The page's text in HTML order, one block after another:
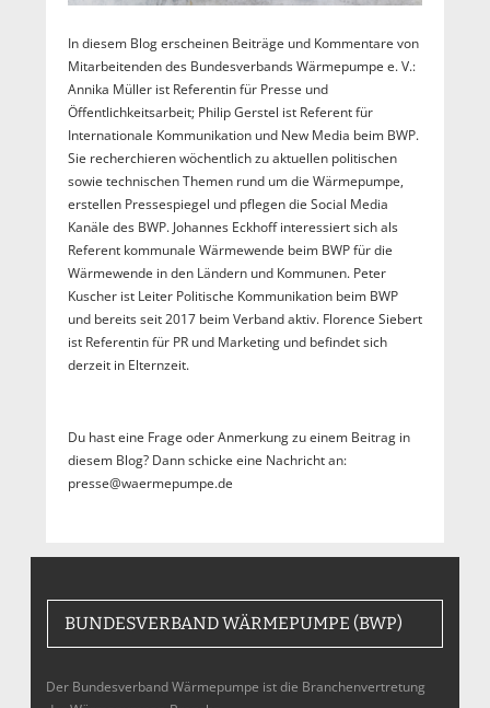
In diesem Blog erscheinen Beiträge und Kommentare von
Mitarbeitenden des Bundesverbands Wärmepumpe e. V.:
Annika Müller ist Referentin für Presse und
Öffentlichkeitsarbeit; Philip Gerstel ist Referent für
Internationale Kommunikation und New Media beim BWP.
Sie recherchieren wöchentlich zu aktuellen politischen
sowie technischen Themen rund um die Wärmepumpe,
erstellen Pressespiegel und pflegen die Social Media
Kanäle des BWP. Johannes Eckhoff interessiert sich als
Referent kommunale Wärmewende beim BWP für die
Wärmewende in den Ländern und Kommunen. Peter
Kuscher ist Leiter Politische Kommunikation beim BWP
und bereits seit 2017 beim Verband aktiv. Florence Siebert
ist Referentin für PR und Marketing und befindet sich
derzeit in Elternzeit.
Du hast eine Frage oder Anmerkung zu einem Beitrag in
diesem Blog? Dann schicke eine Nachricht an:
presse@waermepumpe.de
BUNDESVERBAND WÄRMEPUMPE (BWP)
Der Bundesverband Wärmepumpe ist die Branchenvertretung